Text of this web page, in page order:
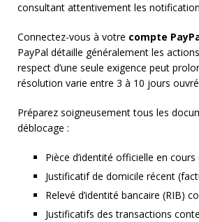
consultant attentivement les
Connectez-vous à votre compte
PayPal détaille généralement les
respect d’une seule exigence peut
résolution varie entre 3 à 10 jours
Préparez soigneusement tous les
déblocage :
Pièce d’identité officielle en
Justificatif de domicile récent
Relevé d’identité bancaire (RIB)
Justificatifs des transactions